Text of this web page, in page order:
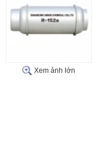
Xem ảnh lớn